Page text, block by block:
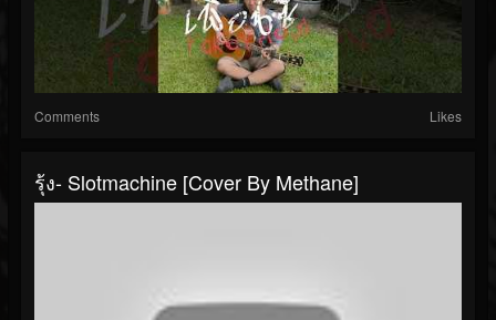
Comments Likes
รุ้ง- Slotmachine [Cover By Methane]